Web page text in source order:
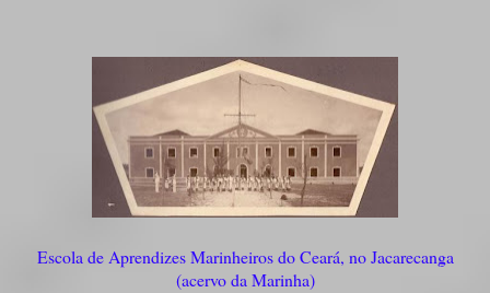
Escola de Aprendizes Marinheiros do Ceará, no Jacarecanga
(acervo da Marinha)